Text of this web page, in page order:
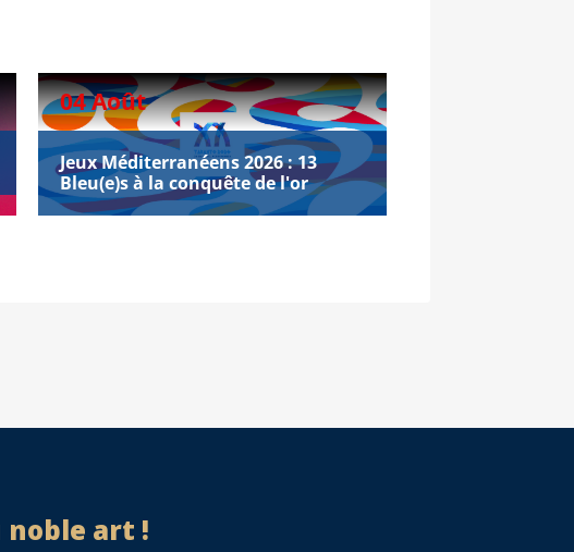
04 Août
Jeux Méditerranéens 2026 : 13
Bleu(e)s à la conquête de l'or
art !